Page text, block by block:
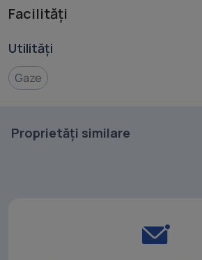
Facilități
Utilități
Gaze
Proprietăți similare